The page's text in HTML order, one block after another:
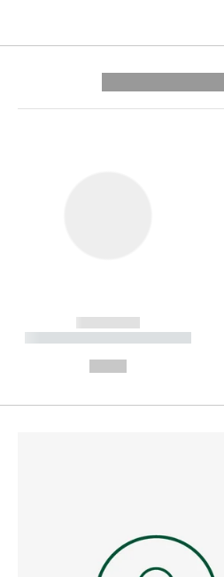
------------
----------- ----------- --------